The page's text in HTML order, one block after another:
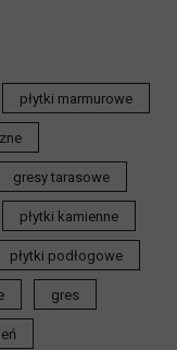
płytki marmurowe
gresy tarasowe
płytki kamienne
płytki podłogowe
gres